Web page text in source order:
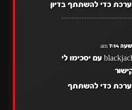
כדי להשתתף בדיון
כן זה blackjack-sub עם יסכימו לי
כדי להשתתף